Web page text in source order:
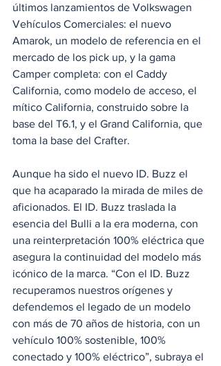
últimos lanzamientos de Volkswagen
Vehículos Comerciales: el nuevo
Amarok, un modelo de referencia en el
mercado de los pick up, y la gama
Camper completa: con el Caddy
California, como modelo de acceso, el
mítico California, construido sobre la
base del T6.1, y el Grand California, que
toma la base del Crafter.
Aunque ha sido el nuevo ID. Buzz el
que ha acaparado la mirada de miles de
aficionados. El ID. Buzz traslada la
esencia del Bulli a la era moderna, con
una reinterpretación 100% eléctrica que
asegura la continuidad del modelo más
icónico de la marca. “Con el ID. Buzz
recuperamos nuestros orígenes y
defendemos el legado de un modelo
con más de 70 años de historia, con un
vehículo 100% sostenible, 100%
conectado y 100% eléctrico”, subraya el